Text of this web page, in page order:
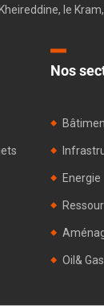
Nos
Energie
Oil& Gas
le